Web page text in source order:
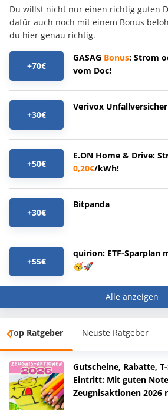
Du willst nicht nur einen richtig guten
dafür auch noch mit einem Bonus
du hier genau richtig.
+70€
GASAG Bonus: Strom
vom Doc!
+30€
Verivox
+50€
E.ON Home & Drive:
0,20€/kWh!
+30€
Bitpanda
+55€
quirion: ETF-Sparplan
🥳🚀
Alle anzeigen
Top Ratgeber Neuste Ratgeber
Gutscheine, Rabatte,
Eintritt: Mit guten
Zeugnisaktionen 2026